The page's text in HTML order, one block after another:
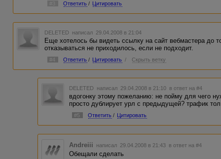
Ответить / Цитировать
DELETED написал 29.04.2008 в 21:04
Еще хотелось бы видеть ссылку на сайт вебмастера до
отказываться не приходилось, если не подходит.
#4 Ответить / Цитировать / Скрыть ветку
DELETED написал 29.04.2008 в 21:10 в ответ на #4
вдогонку этому пожеланию: не пойму для чего
просто дублирует урл с предыдущей? трафик
#5 Ответить / Цитировать
Andreiii написал 29.04.2008 в 21:43 в ответ на #4
Обещали сделать